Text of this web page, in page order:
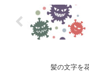
髪の文字を